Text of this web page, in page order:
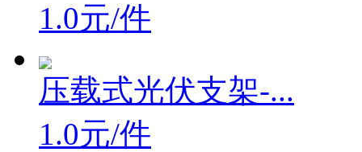
1.0元/件
压载式光伏支架-...
1.0元/件